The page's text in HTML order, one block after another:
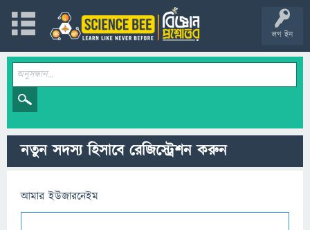
লগ ইন
নতুন সদস্য হিসাবে রেজিস্ট্রেশন করুন
আমার ইউজারনেইম